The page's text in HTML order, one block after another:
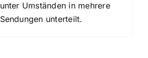
unter Umständen in mehrere
Sendungen unterteilt.